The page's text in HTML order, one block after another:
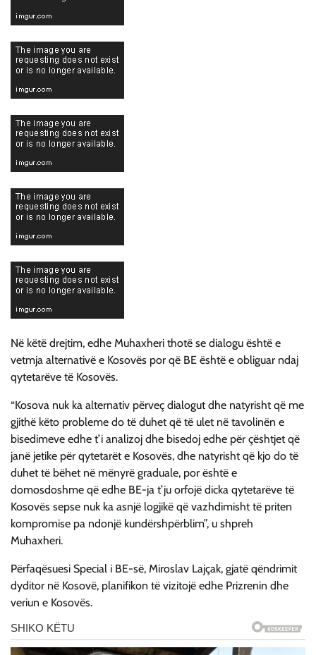
Në këtë drejtim, edhe Muhaxheri thotë se dialogu është e
vetmja alternativë e Kosovës por që BE është e obliguar ndaj
qytetarëve të Kosovës.
“Kosova nuk ka alternativ përveç dialogut dhe natyrisht që me
gjithë këto probleme do të duhet që të ulet në tavolinën e
bisedimeve edhe t’i analizoj dhe bisedoj edhe për çështjet që
janë jetike për qytetarët e Kosovës, dhe natyrisht që kjo do të
duhet të bëhet në mënyrë graduale, por është e
domosdoshme që edhe BE-ja t’ju orfojë dicka qytetarëve të
Kosovës sepse nuk ka asnjë logjikë që vazhdimisht të priten
kompromise pa ndonjë kundërshpërblim”, u shpreh
Muhaxheri.
Përfaqësuesi Special i BE-së, Miroslav Lajçak, gjatë qëndrimit
dyditor në Kosovë, planifikon të vizitojë edhe Prizrenin dhe
veriun e Kosovës.